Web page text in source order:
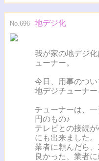
No.696 地デジ化
我が家の地デジ
ューナー。
今日、用事のつ
地デジチューナー
チューナーは、
円のもの♪
テレビとの接続
にも出来ました。
業者に頼んだら、
良かった、業者